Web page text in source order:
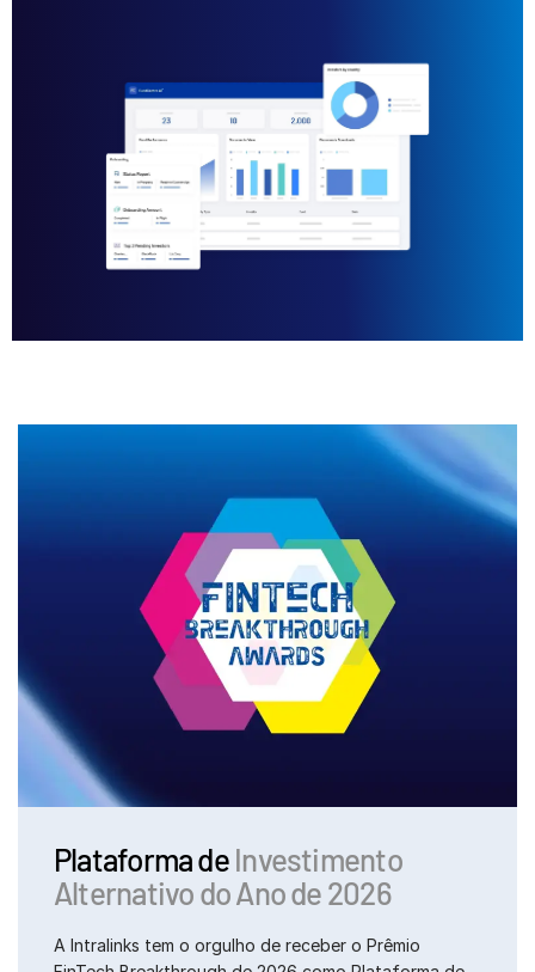
Plataforma deInvestimento
Alternativo do Ano de 2026
A Intralinks tem o orgulho de receber o Prêmio